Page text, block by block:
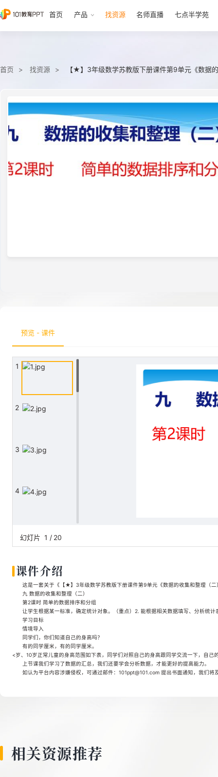
首页 产品 找资源 名师直播 七点半学苑
首页 找资源 【★】3年级数学苏教版下册课件第9单元《数据
预览 - 课件
1
2
3
4
6
8
幻灯片 1 / 20
课件介绍
这是一套关于《【★】3年级数学苏教版下册课件第9单元《数据的收集和整理（
九 数据的收集和整理（二）
第2课时 简单的数据排序和分组
让学生根据某一标准，确定统计对象。（重点）2. 能根据相关数据填写、分析统
学习目标
情境导入
同学们，你们知道自己的身高吗？
有的同学厘米，有的同学厘米。
<岁、10岁正常儿童的身高范围如下表，同学们对照自己的身高跟同学交流一下，自己
上节课我们学习了数据的汇总，我们还要学会分析数据，才能更好的提高能力。
如认为平台内容涉嫌侵权，可通过邮件：101ppt@101.com 提出书面通知，我们将
相关资源推荐